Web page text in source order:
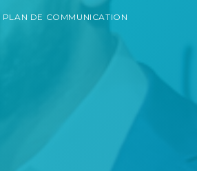
PLAN DE COMMUNICATION